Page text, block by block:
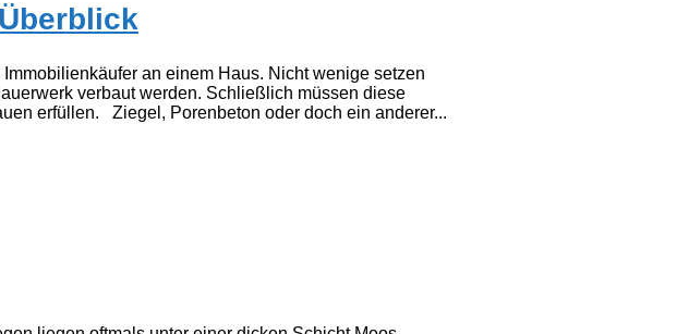
an einem Haus. Nicht wenige setzen
verbaut werden. Schließlich müssen diese
erfüllen. Ziegel, Porenbeton oder doch ein anderer...